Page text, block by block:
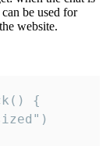
be used for
website.
{